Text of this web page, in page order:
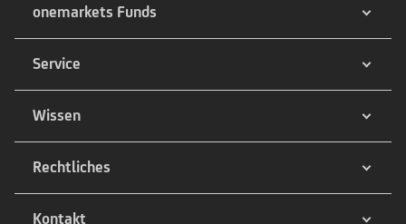
onemarkets Funds
Service
Wissen
Rechtliches
Kontakt